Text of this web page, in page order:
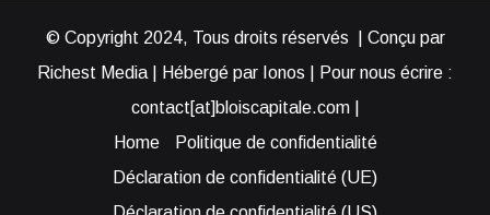
© Copyright 2024, Tous droits réservés | Conçu par
Richest Media | Hébergé par Ionos | Pour nous écrire :
contact[at]bloiscapitale.com |
Home
Politique de confidentialité
Déclaration de confidentialité (UE)